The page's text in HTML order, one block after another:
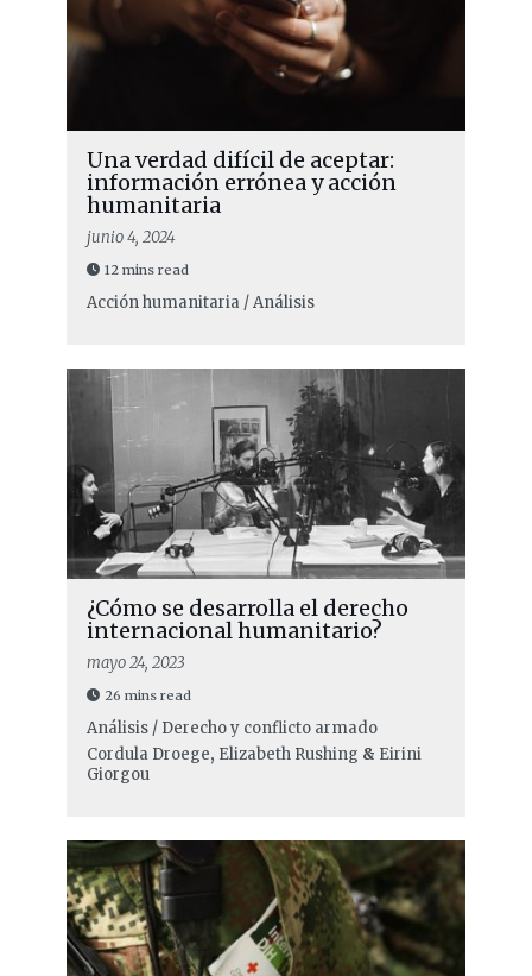
Una verdad difícil de aceptar:
información errónea y acción
humanitaria
junio 4, 2024
12 mins read
Acción humanitaria / Análisis
¿Cómo se desarrolla el derecho
internacional humanitario?
mayo 24, 2023
26 mins read
Análisis / Derecho y conflicto armado
Cordula Droege, Elizabeth Rushing & Eirini
Giorgou